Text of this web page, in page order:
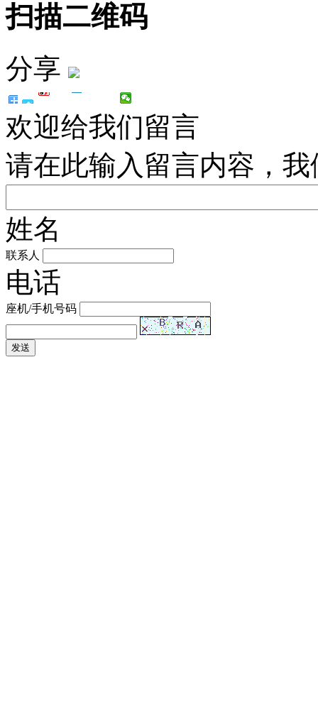
扫描二维码
分享
欢迎给我们留言
请在此输入留言内容，
姓名
联系人
电话
座机/手机号码